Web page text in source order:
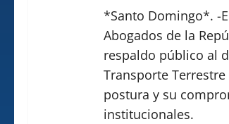
*Santo Domingo*. -
Abogados de la
respaldo público al
Transporte
postura y su
institucionales.